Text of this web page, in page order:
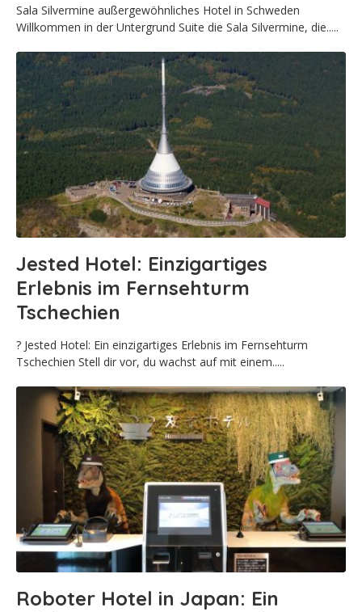
Sala Silvermine außergewöhnliches Hotel in Schweden
Willkommen in der Untergrund Suite die Sala Silvermine, die.....
Jested Hotel: Einzigartiges
Erlebnis im Fernsehturm
Tschechien
?️ Jested Hotel: Ein einzigartiges Erlebnis im Fernsehturm
Tschechien Stell dir vor, du wachst auf mit einem.....
Roboter Hotel in Japan: Ein